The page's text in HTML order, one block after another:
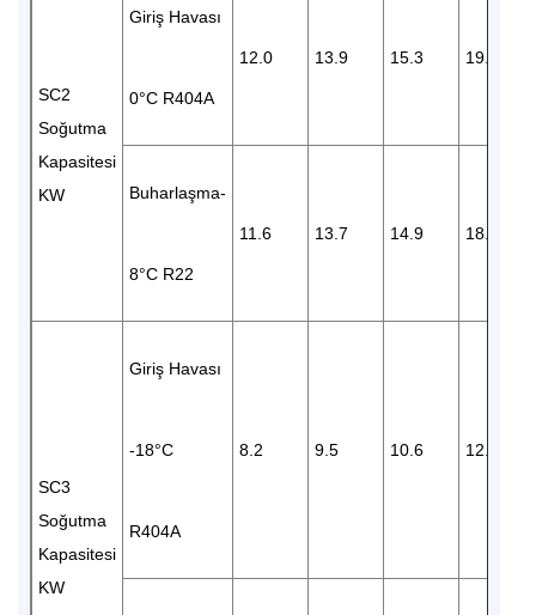
SC2
Soğutma
Kapasitesi
KW
Giriş Havası
0°C R404A
12.0 13.9 15.3 19.0
Buharlaşma-
8°C R22
11.6 13.7 14.9 18.8
SC3
Soğutma
Kapasitesi
KW
Giriş Havası
-18°C
R404A
8.2 9.5 10.6 12.6